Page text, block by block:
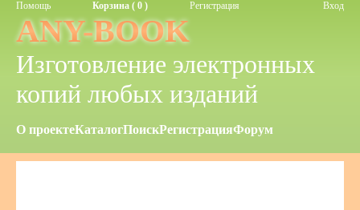
Помощь Корзина ( 0 ) Регистрация Вход
ANY-BOOK
Изготовление электронных
копий любых изданий
О проектеКаталогПоискРегистрацияФорум